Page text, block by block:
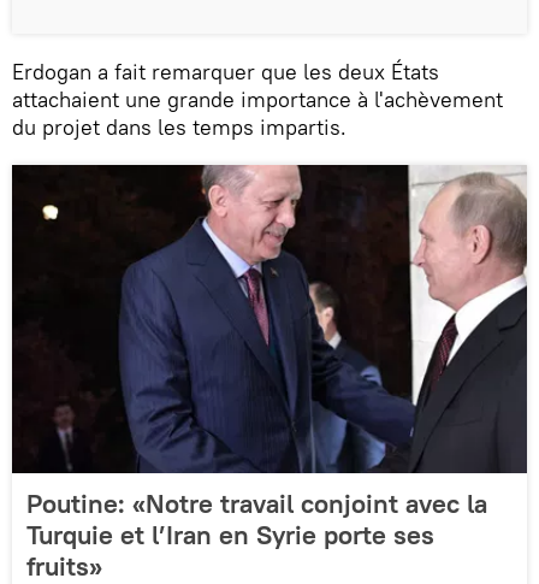
Erdogan a fait remarquer que les deux États
attachaient une grande importance à l'achèvement
du projet dans les temps impartis.
Poutine: «Notre travail conjoint avec la
Turquie et l’Iran en Syrie porte ses
fruits»